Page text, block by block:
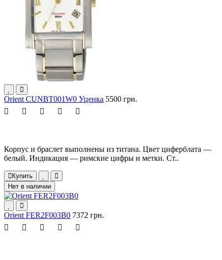
Orient CUNBT001W0 Уценка 5500 грн.
Корпус и браслет выполнены из титана. Цвет циферблата —
белый. Индикация — римские цифры и метки. Ст..
Купить
Нет в наличии
Orient FER2F003B0 7372 грн.